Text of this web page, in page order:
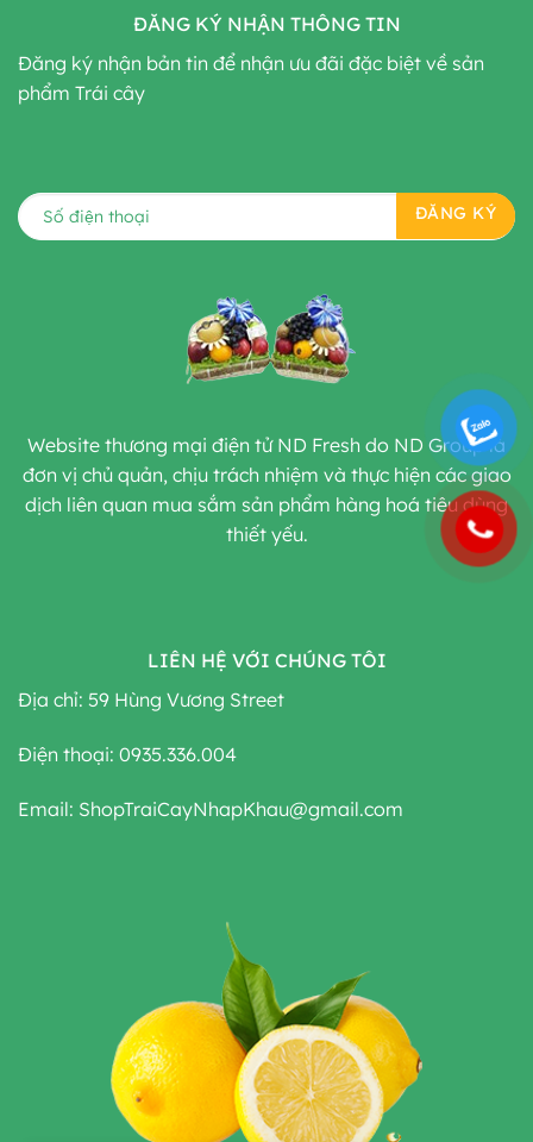
ĐĂNG KÝ NHẬN THÔNG TIN
Đăng ký nhận bản tin để nhận ưu đãi đặc biệt về sản
phẩm Trái cây
Website thương mại điện tử ND Fresh do ND Group là
đơn vị chủ quản, chịu trách nhiệm và thực hiện các giao
dịch liên quan mua sắm sản phẩm hàng hoá tiêu dùng
thiết yếu.
LIÊN HỆ VỚI CHÚNG TÔI
Địa chỉ: 59 Hùng Vương Street
Điện thoại: 0935.336.004
Email: ShopTraiCayNhapKhau@gmail.com